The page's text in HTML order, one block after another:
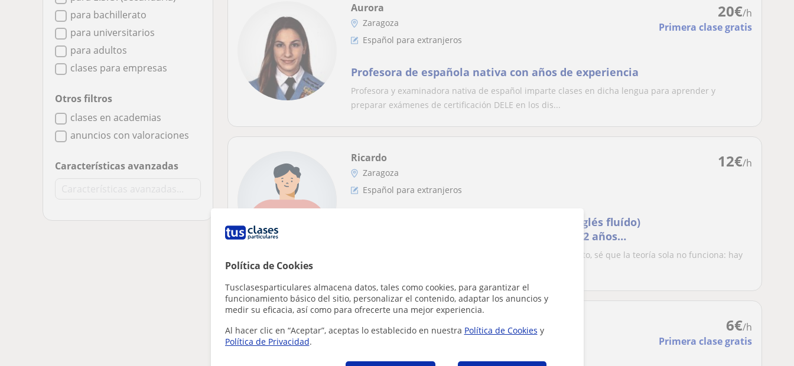
Política de Cookies
Tusclasesparticulares almacena datos, tales como cookies, para garantizar el
funcionamiento básico del sitio, personalizar el contenido, adaptar los anuncios y
medir su eficacia, así como para ofrecerte una mejor experiencia.
Al hacer clic en “Aceptar”, aceptas lo establecido en nuestra Política de Cookies y
Política de Privacidad.
para bachillerato
para universitarios
para adultos
clases para empresas
Otros filtros
clases en academias
anuncios con valoraciones
Características avanzadas
20€/h
Primera clase gratis
Aurora
Zaragoza
Español para extranjeros
Profesora de española nativa con años de experiencia
Profesora y examinadora nativa de español imparte clases en dicha lengua para aprender y
preparar exámenes de certificación DELE en los dis...
12€/h
Ricardo
Zaragoza
Español para extranjeros
Políglota (francés y portugués maternos, inglés fluído)
5 años usando español profesionalmente y 2 años
Como alguien que ha aprendido varios idiomas como adulto, sé que la teoría sola no funciona: hay
6€/h
Primera clase gratis
Zaragoza